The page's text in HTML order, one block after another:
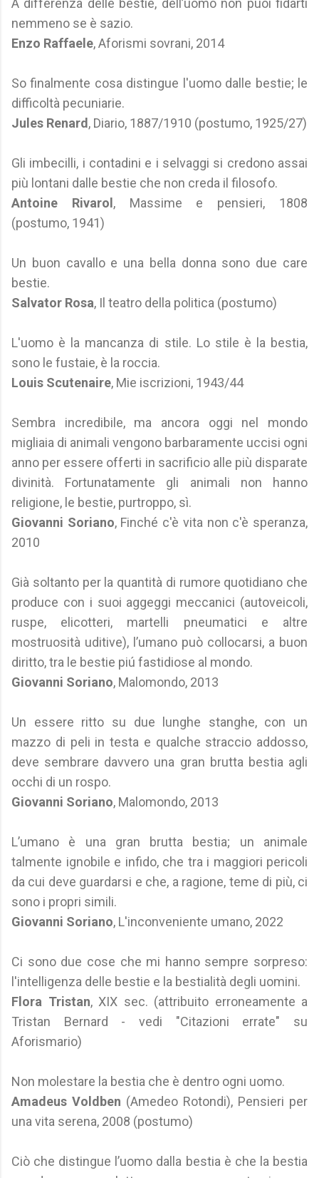
A differenza delle bestie, dell’uomo non puoi fidarti
nemmeno se è sazio.
Enzo Raffaele, Aforismi sovrani, 2014
So finalmente cosa distingue l'uomo dalle bestie; le
difficoltà pecuniarie.
Jules Renard , Diario, 1887/1910 (postumo, 1925/27)
Gli imbecilli, i contadini e i selvaggi si credono assai
più lontani dalle bestie che non creda il filosofo.
Antoine Rivarol , Massime e pensieri, 1808
(postumo, 1941)
Un buon cavallo e una bella donna sono due care
bestie.
Salvator Rosa, Il teatro della politica (postumo)
L'uomo è la mancanza di stile. Lo stile è la bestia,
sono le fustaie, è la roccia.
Louis Scutenaire, Mie iscrizioni, 1943/44
Sembra incredibile, ma ancora oggi nel mondo
migliaia di animali vengono barbaramente uccisi ogni
anno per essere offerti in sacrificio alle più disparate
divinità. Fortunatamente gli animali non hanno
religione, le bestie, purtroppo, sì.
Giovanni Soriano, Finché c'è vita non c'è speranza,
2010
Già soltanto per la quantità di rumore quotidiano che
produce con i suoi aggeggi meccanici (autoveicoli,
ruspe, elicotteri, martelli pneumatici e altre
mostruosità uditive), l’umano può collocarsi, a buon
diritto, tra le bestie piú fastidiose al mondo.
Giovanni Soriano, Malomondo, 2013
Un essere ritto su due lunghe stanghe, con un
mazzo di peli in testa e qualche straccio addosso,
deve sembrare davvero una gran brutta bestia agli
occhi di un rospo.
Giovanni Soriano, Malomondo, 2013
L’umano è una gran brutta bestia; un animale
talmente ignobile e infido, che tra i maggiori pericoli
da cui deve guardarsi e che, a ragione, teme di più, ci
sono i propri simili.
Giovanni Soriano, L'inconveniente umano, 2022
Ci sono due cose che mi hanno sempre sorpreso:
l'intelligenza delle bestie e la bestialità degli uomini.
Flora Tristan, XIX sec. (attribuito erroneamente a
Tristan Bernard - vedi "Citazioni errate" su
Aforismario)
Non molestare la bestia che è dentro ogni uomo.
Amadeus Voldben (Amedeo Rotondi), Pensieri per
una vita serena, 2008 (postumo)
Ciò che distingue l’uomo dalla bestia è che la bestia